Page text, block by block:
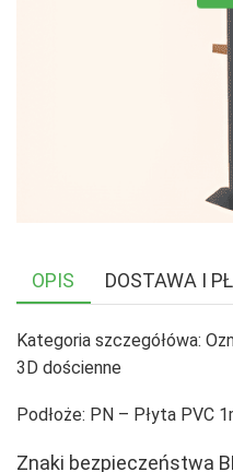
OPIS DOSTAWA I
Kategoria szczegółówa:
3D dościenne
Podłoże: PN – Płyta PVC
Znaki bezpieczeństwa